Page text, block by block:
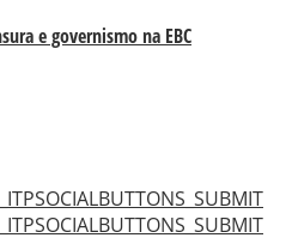
e governismo na EBC